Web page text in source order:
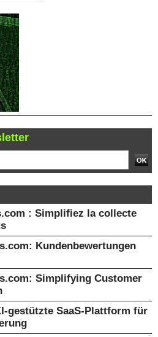
: Simplifiez la collecte
Kundenbewertungen
Simplifying Customer
gestützte SaaS-Plattform für